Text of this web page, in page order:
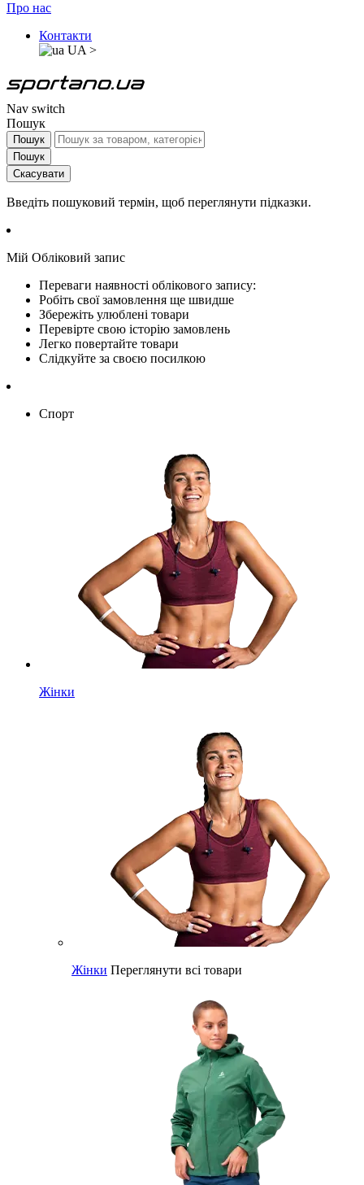
Про нас
Контакти
UA >
Nav switch
Пошук
Пошук
Пошук
Скасувати
Введіть пошуковий термін, щоб переглянути підказки.
Мій Обліковий запис
Переваги наявності облікового запису:
Робіть свої замовлення ще швидше
Збережіть улюблені товари
Перевірте свою історію замовлень
Легко повертайте товари
Слідкуйте за своєю посилкою
Спорт
Жінки
Жінки Переглянути всі товари